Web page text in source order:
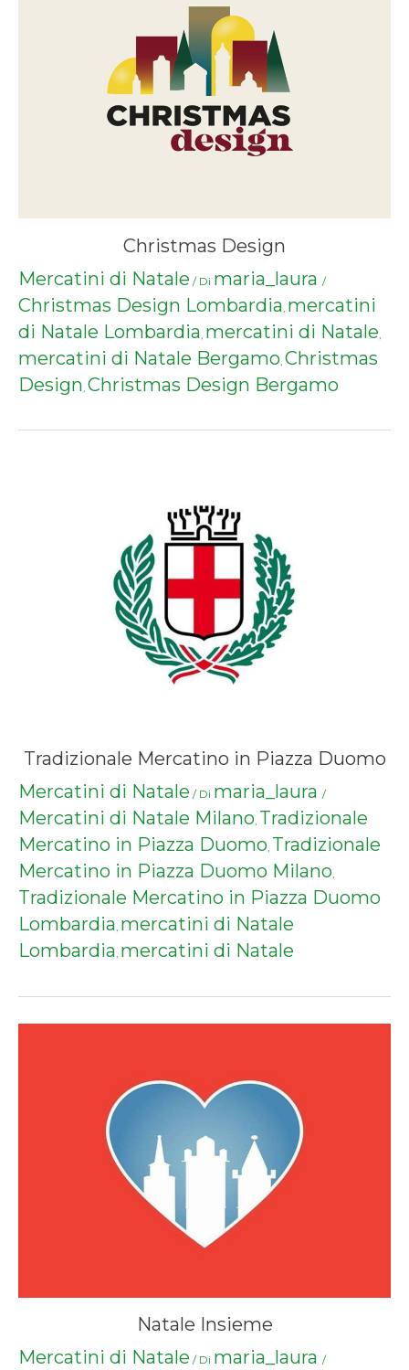
Christmas Design
Mercatini di Natale / Di maria_laura /
Christmas Design Lombardia mercatini
di Natale Lombardia mercatini di Natale
mercatini di Natale Bergamo Christmas
Design Christmas Design Bergamo
Tradizionale Mercatino in Piazza Duomo
Mercatini di Natale / Di maria_laura /
Mercatini di Natale Milano, Tradizionale
Mercatino in Piazza Duomo, Tradizionale
Mercatino in Piazza Duomo Milano,
Tradizionale Mercatino in Piazza Duomo
Lombardia, mercatini di Natale
Lombardia, mercatini di Natale
Natale Insieme
Mercatini di Natale / Di maria_laura /